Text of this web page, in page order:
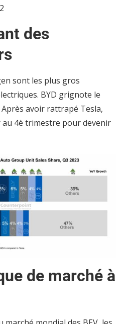
des
sont les plus gros
BYD grignote le
avoir rattrapé Tesla,
au 4è trimestre pour devenir
de marché à